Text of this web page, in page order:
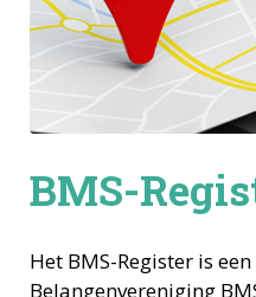
BMS-
Het BMS-Register is
Belangenvereniging